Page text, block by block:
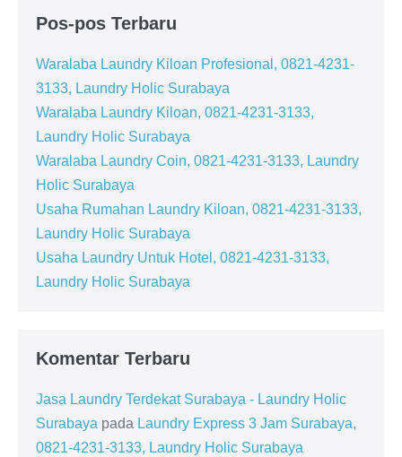
Pos-pos Terbaru
Waralaba Laundry Kiloan Profesional, 0821-4231-
3133, Laundry Holic Surabaya
Waralaba Laundry Kiloan, 0821-4231-3133,
Laundry Holic Surabaya
Waralaba Laundry Coin, 0821-4231-3133, Laundry
Holic Surabaya
Usaha Rumahan Laundry Kiloan, 0821-4231-3133,
Laundry Holic Surabaya
Usaha Laundry Untuk Hotel, 0821-4231-3133,
Laundry Holic Surabaya
Komentar Terbaru
Jasa Laundry Terdekat Surabaya - Laundry Holic
Surabaya pada Laundry Express 3 Jam Surabaya,
0821-4231-3133, Laundry Holic Surabaya